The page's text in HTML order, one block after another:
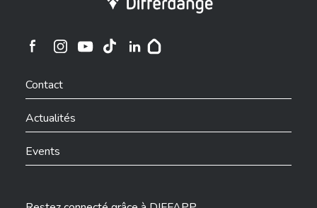
Ville de Differdange sur Instagram
Contact
Actualités
Events